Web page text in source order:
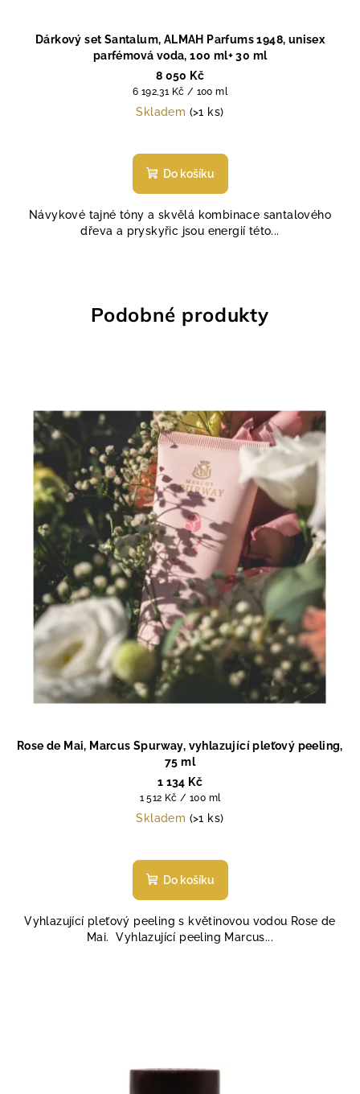
Dárkový set Santalum, ALMAH Parfums 1948, unisex
parfémová voda, 100 ml+ 30 ml
8 050 Kč
Měrná
cena:
6 192,31 Kč / 100 ml
Skladem (>1 ks)
Do košíku
Návykové tajné tóny a skvělá kombinace santalového
dřeva a pryskyřic jsou energií této...
Podobné produkty
Rose de Mai, Marcus Spurway, vyhlazující pleťový peeling,
75 ml
1 134 Kč
Měrná
cena:
1 512 Kč / 100 ml
Skladem (>1 ks)
hodnocení
produktu
z
5
Do košíku
Vyhlazující pleťový peeling s květinovou vodou Rose de
Mai. Vyhlazující peeling Marcus...